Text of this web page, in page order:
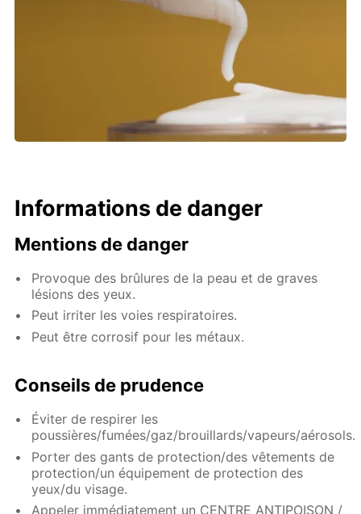
Informations de danger
Mentions de danger
Provoque des brûlures de la peau et de graves
lésions des yeux.
Peut irriter les voies respiratoires.
Peut être corrosif pour les métaux.
Conseils de prudence
Éviter de respirer les
poussières/fumées/gaz/brouillards/vapeurs/aérosols.
Porter des gants de protection/des vêtements de
protection/un équipement de protection des
yeux/du visage.
Appeler immédiatement un CENTRE ANTIPOISON /